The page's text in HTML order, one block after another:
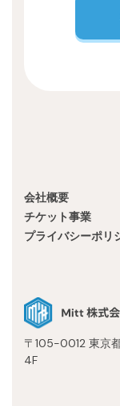
会社概要
チケット事業
プライバシーポリ
〒105-0012 東京
4F